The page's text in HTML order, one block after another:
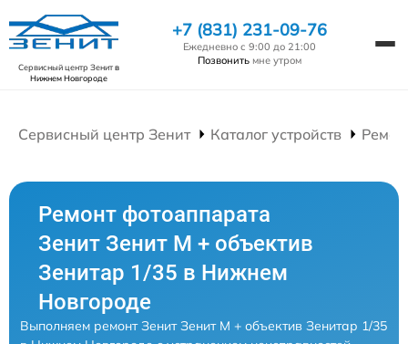
Сервисный центр Зенитв
Нижнем Новгороде
+7 (831) 231-09-76
Ежедневно с 9:00 до 21:00
Позвонить мне утром
Сервисный центр Зенит Каталог устройств
Ремонт фотоаппарата
Зенит Зенит М + объектив
Зенитар 1/35 в Нижнем
Новгороде
Выполняем ремонт Зенит Зенит М + объектив Зенитар 1/35